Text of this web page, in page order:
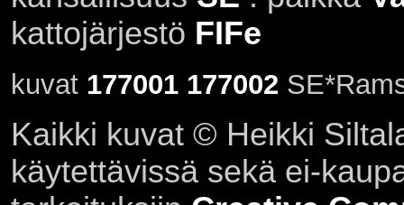
kattojärjestö FIFe
kuvat 177001 177002
Kaikki kuvat © Heikki
käytettävissä sekä ei-